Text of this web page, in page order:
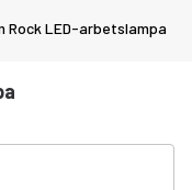
Rock LED-arbetslampa